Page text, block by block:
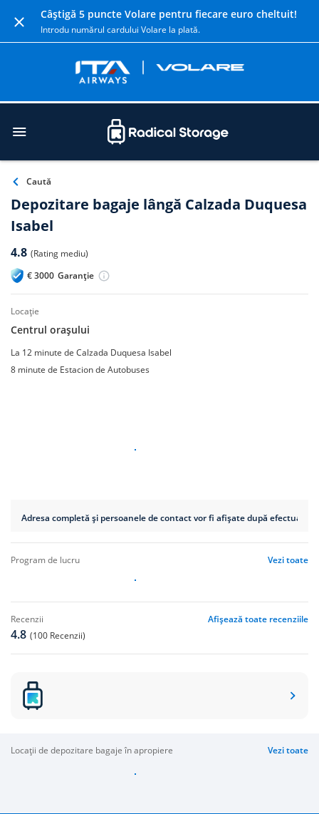
Câștigă 5 puncte Volare pentru fiecare euro cheltuit!
Introdu numărul cardului Volare la plată.
Caută
Depozitare bagaje lângă Calzada Duquesa
Isabel
4.8 (Rating mediu)
€3000 Garanție
locație
Centrul orașului
La 12 minute de Calzada Duquesa Isabel
8 minute de Estacion de Autobuses
Adresa completă și persoanele de contact vor fi afișate după efectuarea
program de lucru Vezi toate
recenzii Afișează toate recenziile
4.8 (100 Recenzii)
locații de depozitare bagaje în apropiere Vezi toate